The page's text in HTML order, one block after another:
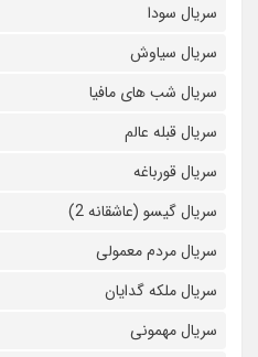
سریال سودا
سریال سیاوش
سریال شب های مافیا
سریال قبله عالم
سریال قورباغه
سریال گیسو (عاشقانه 2)
سریال مردم معمولی
سریال ملکه گدایان
سریال مهمونی